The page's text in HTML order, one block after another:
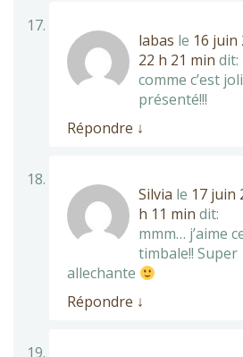
labas le 16 juin
22 h 21 min dit:
comme c’est
présenté!!!
Répondre ↓
Silvia le 17 juin
h 11 min dit:
mmm… j’aime
timbale!! Super
allechante
Répondre ↓